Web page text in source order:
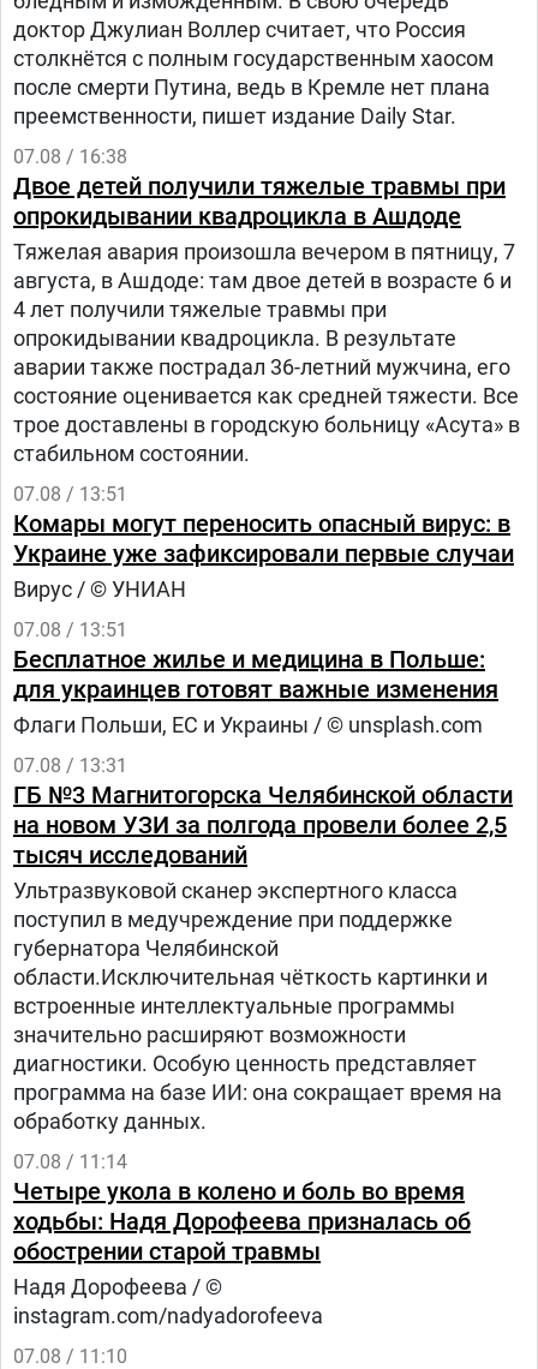
доктор Джулиан Воллер считает, что Россия
столкнётся с полным государственным хаосом
после смерти Путина, ведь в Кремле нет плана
преемственности, пишет издание Daily Star.
07.08 / 16:38
Двое детей получили тяжелые травмы при
опрокидывании квадроцикла в Ашдоде
Тяжелая авария произошла вечером в пятницу, 7
августа, в Ашдоде: там двое детей в возрасте 6 и
4 лет получили тяжелые травмы при
опрокидывании квадроцикла. В результате
аварии также пострадал 36-летний мужчина, его
состояние оценивается как средней тяжести. Все
трое доставлены в городскую больницу «Асута» в
стабильном состоянии.
07.08 / 13:51
Комары могут переносить опасный вирус: в
Украине уже зафиксировали первые случаи
Вирус / © УНИАН
07.08 / 13:51
Бесплатное жилье и медицина в Польше:
для украинцев готовят важные изменения
Флаги Польши, ЕС и Украины / © unsplash.com
07.08 / 13:31
ГБ №3 Магнитогорска Челябинской области
на новом УЗИ за полгода провели более 2,5
тысяч исследований
Ультразвуковой сканер экспертного класса
поступил в медучреждение при поддержке
губернатора Челябинской
области.Исключительная чёткость картинки и
встроенные интеллектуальные программы
значительно расширяют возможности
диагностики. Особую ценность представляет
программа на базе ИИ: она сокращает время на
обработку данных.
07.08 / 11:14
Четыре укола в колено и боль во время
ходьбы: Надя Дорофеева призналась об
обострении старой травмы
Надя Дорофеева / ©
instagram.com/nadyadorofeeva
07.08 / 11:10